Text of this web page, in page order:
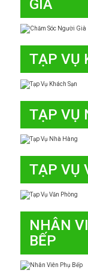
GIÀ
TẠP VỤ
TẠP VỤ
TẠP VỤ
NHÂN
BẾP